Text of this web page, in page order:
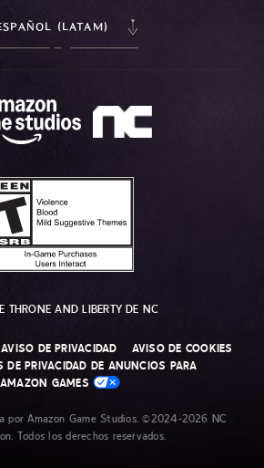
(LATAM)
THRONE AND LIBERTY DE NC
AVISO DE PRIVACIDAD
AVISO DE COOKIES
DE PRIVACIDAD DE ANUNCIOS PARA
AMAZON GAMES
por Amazon Game Studios. ©2024-2026 NC
Todos los derechos reservados.